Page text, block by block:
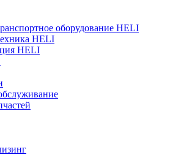
оборудование HELI
HELI
HELI